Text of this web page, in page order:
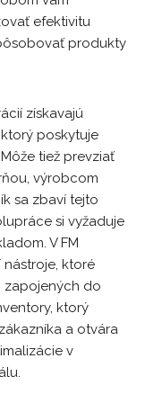
efektivitu
produkty
získavajú
poskytuje
tiež prevziať
výrobcom
sa zbaví tejto
si vyžaduje
V FM
ktoré
zapojených do
ktorý
a otvára
v